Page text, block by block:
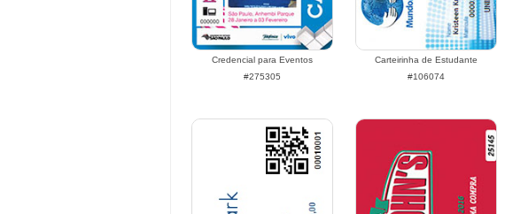
Credencial para Eventos
#275305
Carteirinha de Estudante
#106074